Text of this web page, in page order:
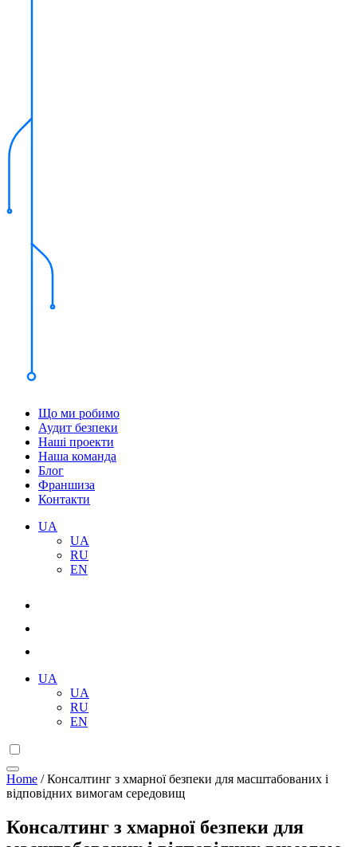
Що ми робимо
Аудит безпеки
Наші проекти
Наша команда
Блог
Франшиза
Контакти
UA
UA
RU
EN
UA
UA
RU
EN
Home /Консалтинг з хмарної безпеки для масштабованих і
відповідних вимогам середовищ
Консалтинг з хмарної безпеки для